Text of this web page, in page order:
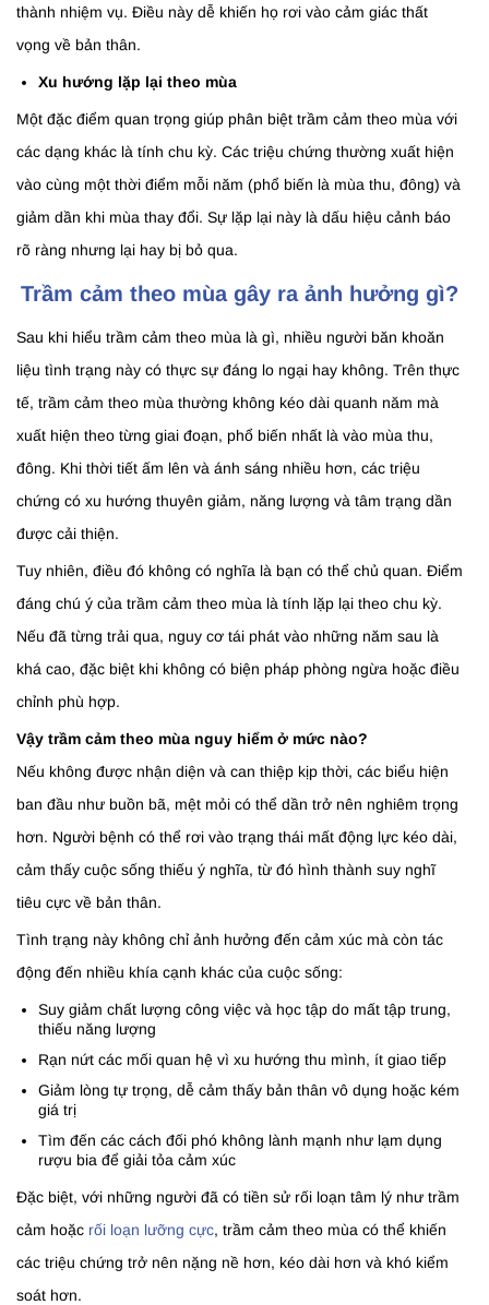
thành nhiệm vụ. Điều này dễ khiến họ rơi vào cảm giác thất
vọng về bản thân.
Xu hướng lặp lại theo mùa
Một đặc điểm quan trọng giúp phân biệt trầm cảm theo mùa với
các dạng khác là tính chu kỳ. Các triệu chứng thường xuất hiện
vào cùng một thời điểm mỗi năm (phổ biến là mùa thu, đông) và
giảm dần khi mùa thay đổi. Sự lặp lại này là dấu hiệu cảnh báo
rõ ràng nhưng lại hay bị bỏ qua.
Trầm cảm theo mùa gây ra ảnh hưởng gì?
Sau khi hiểu trầm cảm theo mùa là gì, nhiều người băn khoăn
liệu tình trạng này có thực sự đáng lo ngại hay không. Trên thực
tế, trầm cảm theo mùa thường không kéo dài quanh năm mà
xuất hiện theo từng giai đoạn, phổ biến nhất là vào mùa thu,
đông. Khi thời tiết ấm lên và ánh sáng nhiều hơn, các triệu
chứng có xu hướng thuyên giảm, năng lượng và tâm trạng dần
được cải thiện.
Tuy nhiên, điều đó không có nghĩa là bạn có thể chủ quan. Điểm
đáng chú ý của trầm cảm theo mùa là tính lặp lại theo chu kỳ.
Nếu đã từng trải qua, nguy cơ tái phát vào những năm sau là
khá cao, đặc biệt khi không có biện pháp phòng ngừa hoặc điều
chỉnh phù hợp.
Vậy trầm cảm theo mùa nguy hiểm ở mức nào?
Nếu không được nhận diện và can thiệp kịp thời, các biểu hiện
ban đầu như buồn bã, mệt mỏi có thể dần trở nên nghiêm trọng
hơn. Người bệnh có thể rơi vào trạng thái mất động lực kéo dài,
cảm thấy cuộc sống thiếu ý nghĩa, từ đó hình thành suy nghĩ
tiêu cực về bản thân.
Tình trạng này không chỉ ảnh hưởng đến cảm xúc mà còn tác
động đến nhiều khía cạnh khác của cuộc sống:
Suy giảm chất lượng công việc và học tập do mất tập trung,
thiếu năng lượng
Rạn nứt các mối quan hệ vì xu hướng thu mình, ít giao tiếp
Giảm lòng tự trọng, dễ cảm thấy bản thân vô dụng hoặc kém
giá trị
Tìm đến các cách đối phó không lành mạnh như lạm dụng
rượu bia để giải tỏa cảm xúc
Đặc biệt, với những người đã có tiền sử rối loạn tâm lý như trầm
cảm hoặc rối loạn lưỡng cực, trầm cảm theo mùa có thể khiến
các triệu chứng trở nên nặng nề hơn, kéo dài hơn và khó kiểm
soát hơn.